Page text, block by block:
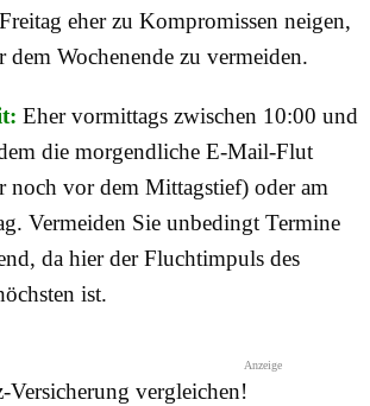
eher zu Kompromissen neigen,
Wochenende zu vermeiden.
Eher vormittags zwischen 10:00 und
die morgendliche E-Mail-Flut
noch vor dem Mittagstief) oder am
Vermeiden Sie unbedingt Termine
da hier der Fluchtimpuls des
ist.
Anzeige
Versicherung vergleichen!